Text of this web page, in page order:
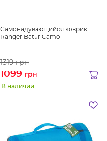
Самонадувающийся коврик
Ranger Batur Camo
1319грн
1099 грн
В наличии